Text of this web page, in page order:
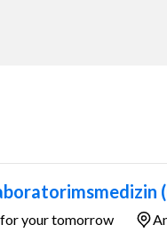
your tomorrow